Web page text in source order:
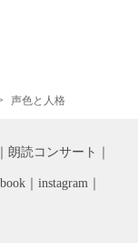
声色と人格
朗読コンサート
instagram